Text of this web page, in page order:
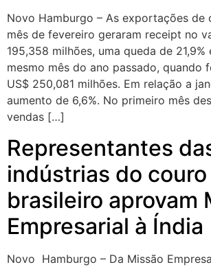
Novo Hamburgo – As exportações de
mês de fevereiro geraram receipt no
195,358 milhões, uma queda de 21,9%
mesmo mês do ano passado, quando
US$ 250,081 milhões. Em relação a
aumento de 6,6%. No primeiro mês
vendas […]
Representantes
indústrias do couro
brasileiro aprovam
Empresarial à Índia
Novo Hamburgo – Da Missão